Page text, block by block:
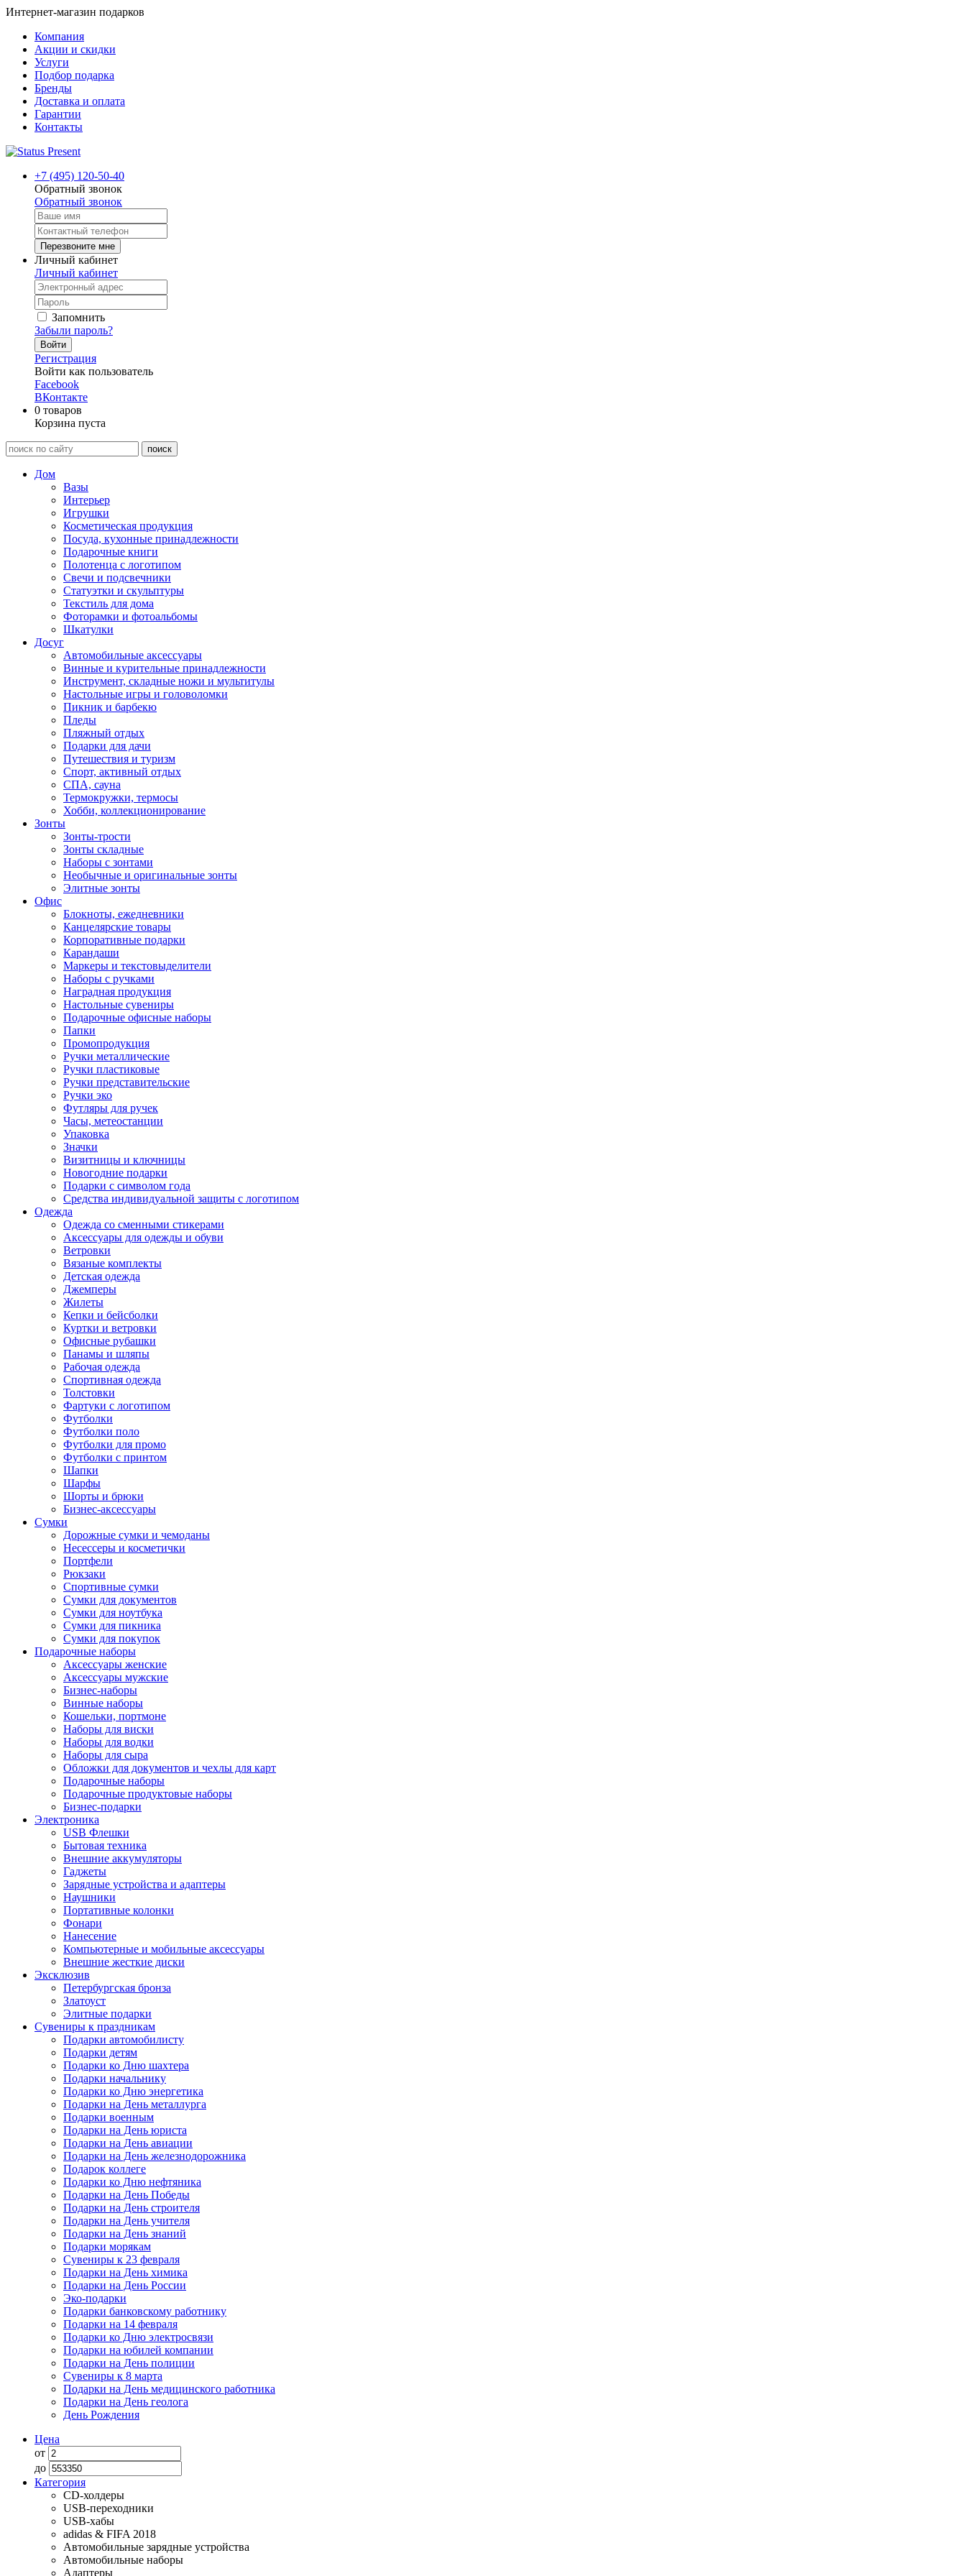
Интернет-магазин подарков
Компания
Акции и скидки
Услуги
Подбор подарка
Бренды
Доставка и оплата
Гарантии
Контакты
+7 (495) 120-50-40
Обратный звонок
Обратный звонок
Перезвоните мне
Личный кабинет
Личный кабинет
Запомнить
Забыли пароль?
Войти
Регистрация
Войти как пользователь
Facebook
ВКонтакте
0 товаров
Корзина пуста
Дом
Вазы
Интерьер
Игрушки
Косметическая продукция
Посуда, кухонные принадлежности
Подарочные книги
Полотенца с логотипом
Свечи и подсвечники
Статуэтки и скульптуры
Текстиль для дома
Фоторамки и фотоальбомы
Шкатулки
Досуг
Автомобильные аксессуары
Винные и курительные принадлежности
Инструмент, складные ножи и мультитулы
Настольные игры и головоломки
Пикник и барбекю
Пледы
Пляжный отдых
Подарки для дачи
Путешествия и туризм
Спорт, активный отдых
СПА, сауна
Термокружки, термосы
Хобби, коллекционирование
Зонты
Зонты-трости
Зонты складные
Наборы с зонтами
Необычные и оригинальные зонты
Элитные зонты
Офис
Блокноты, ежедневники
Канцелярские товары
Корпоративные подарки
Карандаши
Маркеры и текстовыделители
Наборы с ручками
Наградная продукция
Настольные сувениры
Подарочные офисные наборы
Папки
Промопродукция
Ручки металлические
Ручки пластиковые
Ручки представительские
Ручки эко
Футляры для ручек
Часы, метеостанции
Упаковка
Значки
Визитницы и ключницы
Новогодние подарки
Подарки с символом года
Средства индивидуальной защиты с логотипом
Одежда
Одежда со сменными стикерами
Аксессуары для одежды и обуви
Ветровки
Вязаные комплекты
Детская одежда
Джемперы
Жилеты
Кепки и бейсболки
Куртки и ветровки
Офисные рубашки
Панамы и шляпы
Рабочая одежда
Спортивная одежда
Толстовки
Фартуки с логотипом
Футболки
Футболки поло
Футболки для промо
Футболки с принтом
Шапки
Шарфы
Шорты и брюки
Бизнес-аксессуары
Сумки
Дорожные сумки и чемоданы
Несессеры и косметички
Портфели
Рюкзаки
Спортивные сумки
Сумки для документов
Сумки для ноутбука
Сумки для пикника
Сумки для покупок
Подарочные наборы
Аксессуары женские
Аксессуары мужские
Бизнес-наборы
Винные наборы
Кошельки, портмоне
Наборы для виски
Наборы для водки
Наборы для сыра
Обложки для документов и чехлы для карт
Подарочные наборы
Подарочные продуктовые наборы
Бизнес-подарки
Электроника
USB Флешки
Бытовая техника
Внешние аккумуляторы
Гаджеты
Зарядные устройства и адаптеры
Наушники
Портативные колонки
Фонари
Нанесение
Компьютерные и мобильные аксессуары
Внешние жесткие диски
Эксклюзив
Петербургская бронза
Златоуст
Элитные подарки
Сувениры к праздникам
Подарки автомобилисту
Подарки детям
Подарки ко Дню шахтера
Подарки начальнику
Подарки ко Дню энергетика
Подарки на День металлурга
Подарки военным
Подарки на День юриста
Подарки на День авиации
Подарки на День железнодорожника
Подарок коллеге
Подарки ко Дню нефтяника
Подарки на День Победы
Подарки на День строителя
Подарки на День учителя
Подарки на День знаний
Подарки морякам
Сувениры к 23 февраля
Подарки на День химика
Подарки на День России
Эко-подарки
Подарки банковскому работнику
Подарки на 14 февраля
Подарки ко Дню электросвязи
Подарки на юбилей компании
Подарки на День полиции
Сувениры к 8 марта
Подарки на День медицинского работника
Подарки на День геолога
День Рождения
Цена
от
до
Категория
CD-холдеры
USB-переходники
USB-хабы
adidas & FIFA 2018
Автомобильные зарядные устройства
Автомобильные наборы
Адаптеры